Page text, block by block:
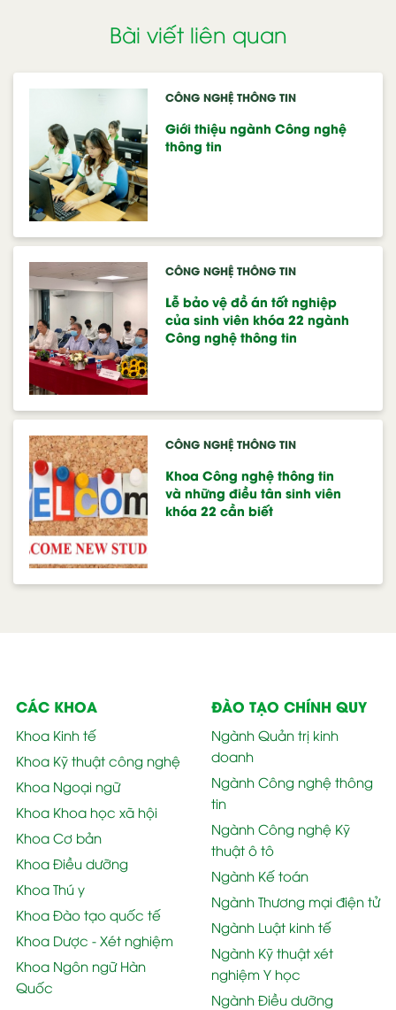
Bài viết liên quan
CÔNG NGHỆ THÔNG TIN
Giới thiệu ngành Công nghệ
thông tin
CÔNG NGHỆ THÔNG TIN
Lễ bảo vệ đồ án tốt nghiệp
của sinh viên khóa 22 ngành
Công nghệ thông tin
CÔNG NGHỆ THÔNG TIN
Khoa Công nghệ thông tin
và những điều tân sinh viên
khóa 22 cần biết
CÁC KHOA
Khoa Kinh tế
Khoa Kỹ thuật công nghệ
Khoa Ngoại ngữ
Khoa Khoa học xã hội
Khoa Cơ bản
Khoa Điều dưỡng
Khoa Thú y
Khoa Đào tạo quốc tế
Khoa Dược - Xét nghiệm
Khoa Ngôn ngữ Hàn
Quốc
ĐÀO TẠO CHÍNH QUY
Ngành Quản trị kinh
doanh
Ngành Công nghệ thông
tin
Ngành Công nghệ Kỹ
thuật ô tô
Ngành Kế toán
Ngành Thương mại điện tử
Ngành Luật kinh tế
Ngành Kỹ thuật xét
nghiệm Y học
Ngành Điều dưỡng